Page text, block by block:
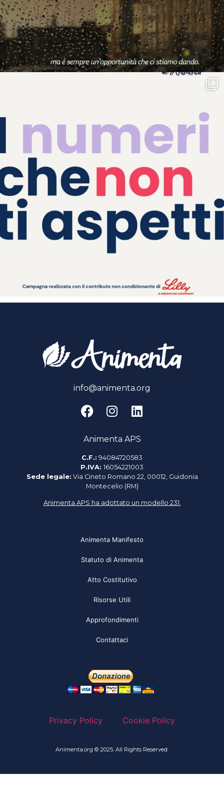
info@animenta.org
Animenta APS
C.F.: 94084720583
P.IVA: 16054221003
Sede legale: Via Cineto Romano 22, 00012, Guidonia
Montecelio (RM)
Animenta APS ha adottato un modello 231.
Animenta Manifesto
Statuto di Animenta
Atto Costitutivo
Risorse Utili
Approfondimenti
Contattaci
Privacy Policy Cookie Policy
Animenta.org © 2025. All Rights Reserved.